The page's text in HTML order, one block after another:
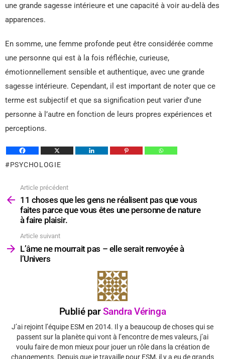
une grande sagesse intérieure et une capacité à voir au-delà des
apparences.
En somme, une femme profonde peut être considérée comme
une personne qui est à la fois réfléchie, curieuse,
émotionnellement sensible et authentique, avec une grande
sagesse intérieure. Cependant, il est important de noter que ce
terme est subjectif et que sa signification peut varier d’une
personne à l’autre en fonction de leurs propres expériences et
perceptions.
PSYCHOLOGIE
plus
Article précédent
11 choses que les gens ne réalisent pas que vous
faites parce que vous êtes une personne de nature
à faire plaisir.
Article suivant
L’âme ne mourrait pas – elle serait renvoyée à
l’Univers
Publié parSandra Véringa
J’ai rejoint l’équipe ESM en 2014. Il y a beaucoup de choses qui se
passent sur la planète qui vont à l’encontre de mes valeurs, j’ai
voulu faire de mon mieux pour jouer un rôle dans la création de
changements. Depuis que je travaille pour ESM, il y a eu de grands